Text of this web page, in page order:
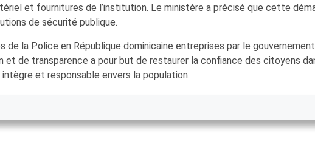
et fournitures de l’institution. Le ministère a précisé que cette
de sécurité publique.
la Police en République dominicaine entreprises par le
de transparence a pour but de restaurer la confiance des citoyens
et responsable envers la population.